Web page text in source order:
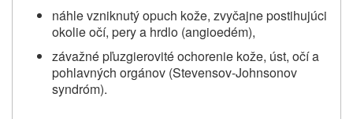
náhle vzniknutý opuch kože, zvyčajne postihujúci
okolie očí, pery a hrdlo (angioedém),
závažnépľuzgierovitéochorenie kože, úst, očí a
pohlavných orgánov (Stevensov-Johnsonov
syndróm).